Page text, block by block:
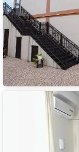
Апартаменты